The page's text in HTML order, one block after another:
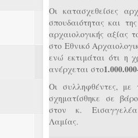
Οι κατασχεθείσες
σπουδαιότητας και
αρχαιολογικής αξίας
στο Εθνικό
ενώ εκτιμάται ότι η
ανέρχεται στο
Οι συλληφθέντες, με
σχηματίσθηκε σε
στον κ. Εισαγγελέα
Λαμίας.